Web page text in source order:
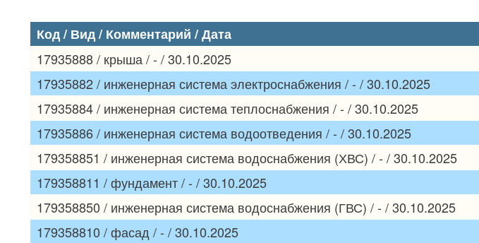
Код / Вид / Комментарий / Дата
17935888 / крыша / - / 30.10.2025
17935882 / инженерная система электроснабжения / - / 30.10.2025
17935884 / инженерная система теплоснабжения / - / 30.10.2025
17935886 / инженерная система водоотведения / - / 30.10.2025
179358851 / инженерная система водоснабжения (ХВС) / - / 30.10.2025
179358811 / фундамент / - / 30.10.2025
179358850 / инженерная система водоснабжения (ГВС) / - / 30.10.2025
179358810 / фасад / - / 30.10.2025